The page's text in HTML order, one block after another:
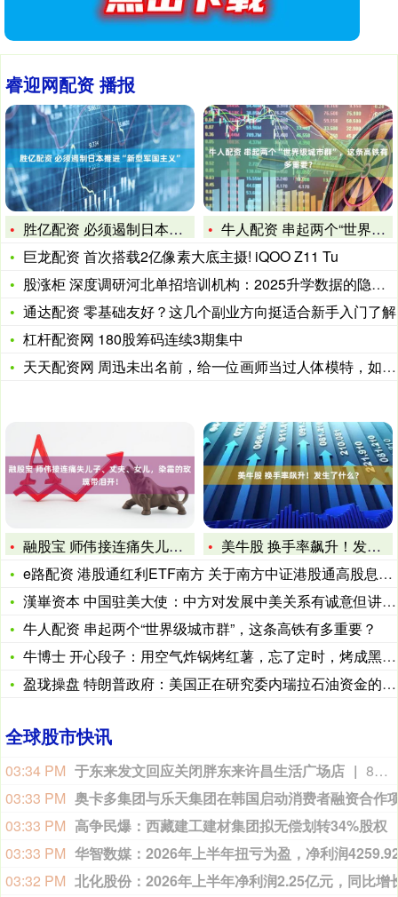
睿迎网配资 播报
胜亿配资 必须遏制日本推进“新型军国主义”
牛人配资 串起两个“世界级城市群”，这条高铁有多重要？
巨龙配资 首次搭载2亿像素大底主摄! iQOO Z11 Tu
股涨柜 深度调研河北单招培训机构：2025升学数据的隐秘真相
通达配资 零基础友好？这几个副业方向挺适合新手入门了解
杠杆配资网 180股筹码连续3期集中
天天配资网 周迅未出名前，给一位画师当过人体模特，如今这幅画
融股宝 师伟接连痛失儿子、丈夫、女儿，染霜的玫瑰带泪开！
美牛股 换手率飙升！发生了什么？
e路配资 港股通红利ETF南方 关于南方中证港股通高股息投资
漢崋资本 中国驻美大使：中方对发展中美关系有诚意但讲原则
牛人配资 串起两个“世界级城市群”，这条高铁有多重要？
牛博士 开心段子：用空气炸锅烤红薯，忘了定时，烤成黑炭，现在
盈珑操盘 特朗普政府：美国正在研究委内瑞拉石油资金的去向
全球股市快讯
03:34 PM 于东来发文回应关闭胖东来许昌生活广场店
8月9日，胖东来创始人于东来发文回应许昌生活广场关店一事。“不专业造成的失误是金钱无法衡量的。2015年左右，关于许昌生活广场，由于负责此项工作人员没有按照公司规定造成的工作失误，签约租约合同没有统一签订，最后造成个别租户租金涨到无法想象的地步，远远脱离了公平。导致公司退也退不成，因为很多已经签了合同，继续干也不是，干也总是影响情绪。其实这几户总体占比并不很大，但无论钱多钱少，失去公平正义的精神是底线，这么多年始终是我的心结。”于东来表示，“所以到了到期的时候，虽然生活广场一年二十亿的销售，一年一个多亿的利润，但信仰和开心永远是第一位的。任何工作，专业是美好最根本的保障。幸福快乐是一切的前提。”此前，于东来在直播中宣布：胖东来许昌生活广场店将于2026年12月正式关闭。
03:33 PM
03:33 PM 高争民爆：西藏建工建材集团拟无偿划转34%股权
03:33 PM
03:32 PM